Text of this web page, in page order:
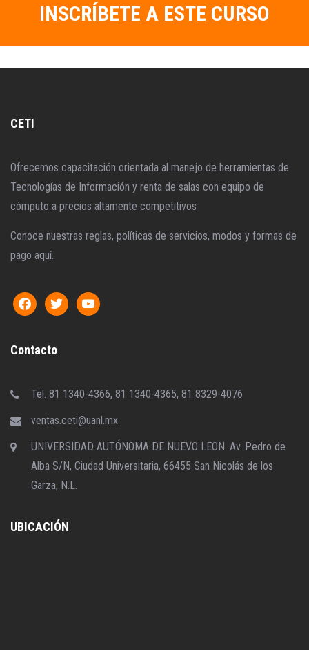
INSCRÍBETE A ESTE CURSO
CETI
Ofrecemos capacitación orientada al manejo de herramientas de
Tecnologías de Información y renta de salas con equipo de
cómputo a precios altamente competitivos
Conoce nuestras reglas, políticas de servicios, modos y formas de
pago aquí.
Contacto
Tel. 81 1340-4366, 81 1340-4365, 81 8329-4076
ventas.ceti@uanl.mx
UNIVERSIDAD AUTÓNOMA DE NUEVO LEON. Av. Pedro de
Alba S/N, Ciudad Universitaria, 66455 San Nicolás de los
Garza, N.L.
UBICACIÓN